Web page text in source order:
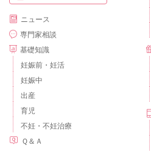
ニュース
専門家相談
基礎知識
妊娠前・妊活
妊娠中
出産
育児
不妊・不妊治療
Ｑ＆Ａ